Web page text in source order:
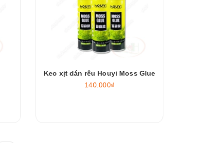
Keo xịt dán rêu Houyi Moss Glue
140.000₫